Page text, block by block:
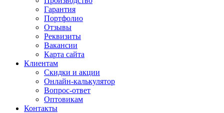
Гарантия
Портфолио
Отзывы
Реквизиты
Вакансии
Карта сайта
Клиентам
Скидки и акции
Онлайн-калькулятор
Вопрос-ответ
Оптовикам
Контакты